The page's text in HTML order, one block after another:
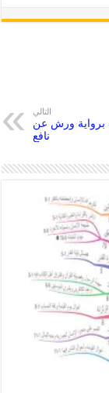
التالي
برواية ورش عن
نافع